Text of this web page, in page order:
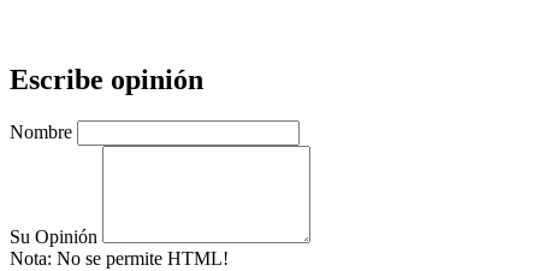
Escribe opinión
Nombre
Su Opinión
Nota: No se permite HTML!